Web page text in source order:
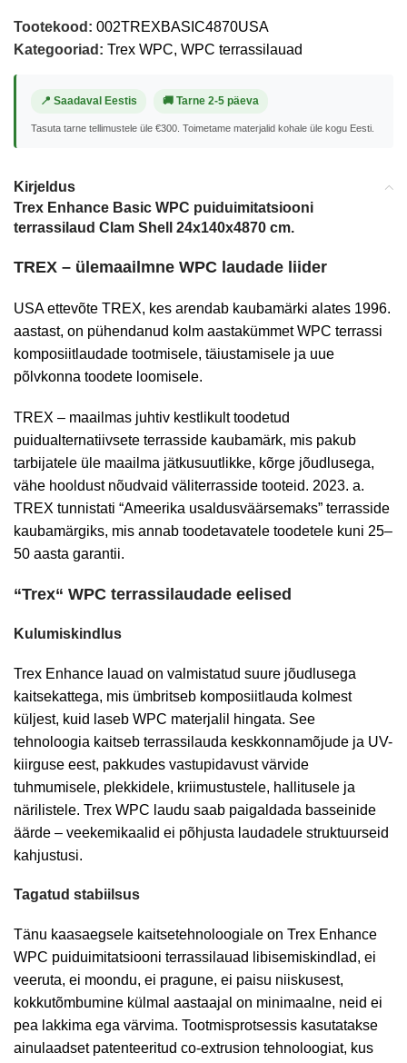
Tootekood: 002TREXBASIC4870USA
Kategooriad: Trex WPC, WPC terrassilauad
📍 Saadaval Eestis 🚚 Tarne 2-5 päeva
Tasuta tarne tellimustele üle €300. Toimetame materjalid kohale üle kogu Eesti.
Kirjeldus
Trex Enhance Basic WPC puiduimitatsiooni
terrassilaud Clam Shell 24x140x4870 cm.
TREX – ülemaailmne WPC laudade liider
USA ettevõte TREX, kes arendab kaubamärki alates 1996.
aastast, on pühendanud kolm aastakümmet WPC terrassi
komposiitlaudade tootmisele, täiustamisele ja uue
põlvkonna toodete loomisele.
TREX – maailmas juhtiv kestlikult toodetud
puidualternatiivsete terrasside kaubamärk, mis pakub
tarbijatele üle maailma jätkusuutlikke, kõrge jõudlusega,
vähe hooldust nõudvaid väliterrasside tooteid. 2023. a.
TREX tunnistati “Ameerika usaldusväärsemaks” terrasside
kaubamärgiks, mis annab toodetavatele toodetele kuni 25–
50 aasta garantii.
“Trex“ WPC terrassilaudade eelised
Kulumiskindlus
Trex Enhance lauad on valmistatud suure jõudlusega
kaitsekattega, mis ümbritseb komposiitlauda kolmest
küljest, kuid laseb WPC materjalil hingata. See
tehnoloogia kaitseb terrassilauda keskkonnamõjude ja UV-
kiirguse eest, pakkudes vastupidavust värvide
tuhmumisele, plekkidele, kriimustustele, hallitusele ja
närilistele. Trex WPC laudu saab paigaldada basseinide
äärde – veekemikaalid ei põhjusta laudadele struktuurseid
kahjustusi.
Tagatud stabiilsus
Tänu kaasaegsele kaitsetehnoloogiale on Trex Enhance
WPC puiduimitatsiooni terrassilauad libisemiskindlad, ei
veeruta, ei moondu, ei pragune, ei paisu niiskusest,
kokkutõmbumine külmal aastaajal on minimaalne, neid ei
pea lakkima ega värvima. Tootmisprotsessis kasutatakse
ainulaadset patenteeritud co-extrusion tehnoloogiat, kus